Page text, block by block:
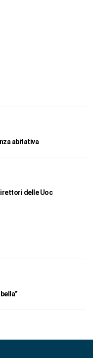
abitativa
delle Uoc